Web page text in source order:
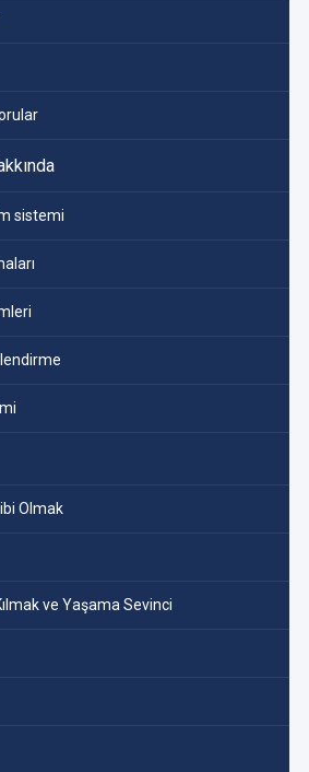
sistemi
Olmak
ve Yaşama Sevinci